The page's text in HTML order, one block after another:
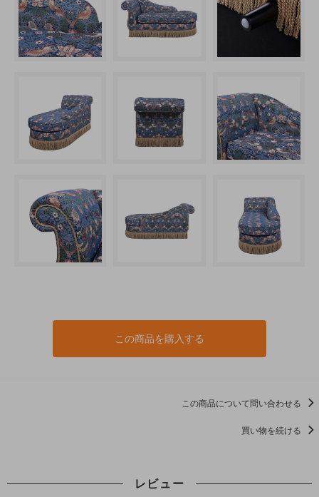
この商品を購入する
この商品について問い合わせる
買い物を続ける
レビュー